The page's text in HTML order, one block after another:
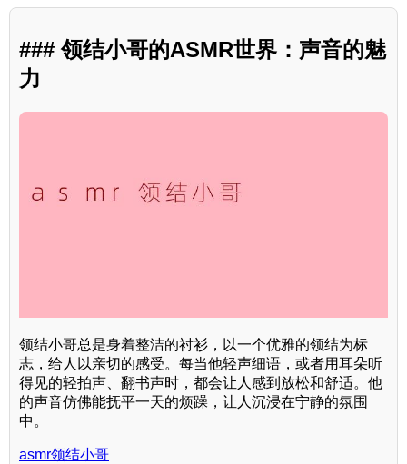
### 领结小哥的ASMR世界：声音的魅
力
领结小哥总是身着整洁的衬衫，以一个优雅的领结为标
志，给人以亲切的感受。每当他轻声细语，或者用耳朵听
得见的轻拍声、翻书声时，都会让人感到放松和舒适。他
的声音仿佛能抚平一天的烦躁，让人沉浸在宁静的氛围
中。
asmr领结小哥